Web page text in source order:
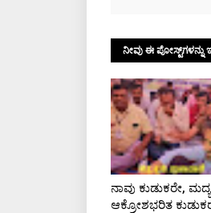
ನೀವು ಈ ಪೋಸ್ಟ್‌ಗಳನ್ನು
ನಾವು ಕುಡುಕರೇ,
ಆಕ್ರೋಶಭರಿತ